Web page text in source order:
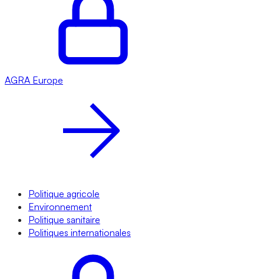
AGRA Europe
Politique agricole
Environnement
Politique sanitaire
Politiques internationales